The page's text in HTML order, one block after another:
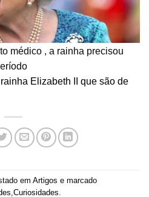
médico , a rainha precisou
Elizabeth II que são de
em Artigos e marcado
Curiosidades